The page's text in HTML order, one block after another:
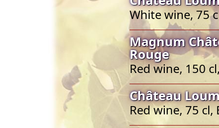
White wine, 75
Magnum
Rouge
Red wine, 150
Château
Red wine, 75